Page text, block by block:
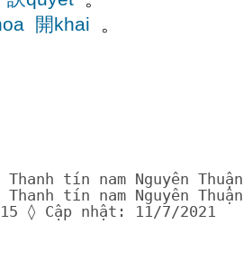
開khai 。
tín nam Nguyên Thuận
tín nam Nguyên Thuận
◊ Cập nhật: 11/7/2021